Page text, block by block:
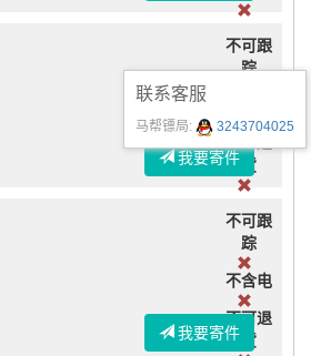
不可跟
踪
货
我要寄件
不可跟
踪
不含电
不可退
货
我要寄件
联系客服
马帮镖局: 3243704025